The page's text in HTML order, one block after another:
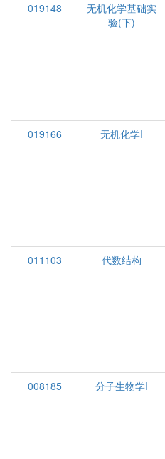
019148
无机化学基础实
验(下)
019166
无机化学I
011103
代数结构
008185
分子生物学I